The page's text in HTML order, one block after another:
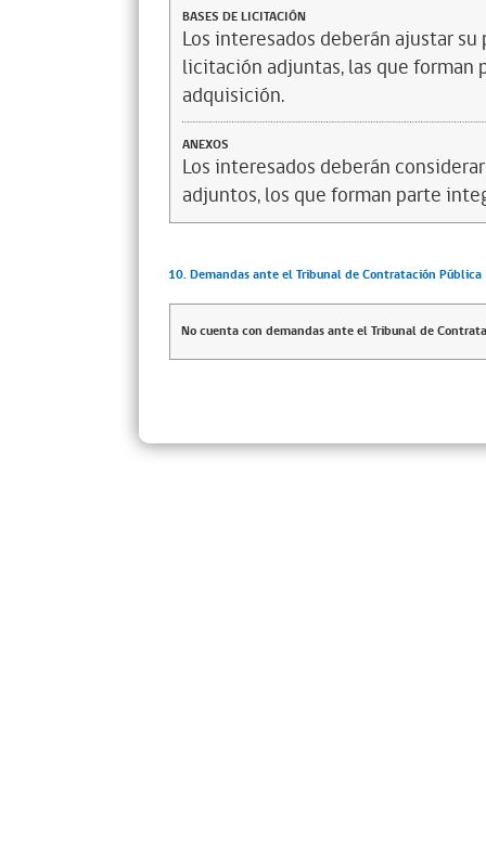
BASES DE LICITACIÓN
Los interesados deberán ajustar
licitación adjuntas, las que
adquisición.
ANEXOS
Los interesados deberán
adjuntos, los que forman parte
10. Demandas ante el Tribunal de Contratación Pública
No cuenta con demandas ante el Tribunal de